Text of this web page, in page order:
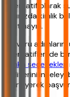
Alternatif olarak
Yanınızda kimlik
unutmayın.
Başvuru
alternatifleri de
banka seçenekleri
tekliflerini
belirleyerek